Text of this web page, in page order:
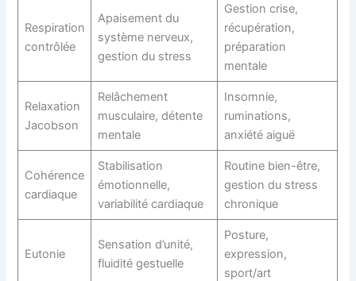
Respiration
contrôlée
Apaisement du
système nerveux,
gestion du stress
Gestion crise,
récupération,
préparation
mentale
Relaxation
Jacobson
Relâchement
musculaire, détente
mentale
Insomnie,
ruminations,
anxiété aiguë
Cohérence
cardiaque
Stabilisation
émotionnelle,
variabilité cardiaque
Routine bien-être,
gestion du stress
chronique
Eutonie
Sensation d’unité,
fluidité gestuelle
Posture,
expression,
sport/art